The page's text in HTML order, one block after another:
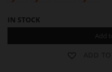
IN STOCK
Add